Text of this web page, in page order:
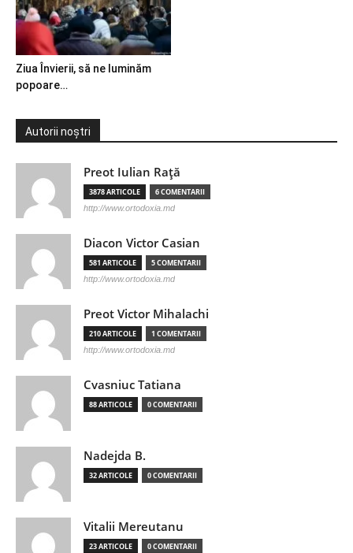
Ziua Învierii, să ne luminăm
popoare…
Autorii noștri
Preot Iulian Raţă
3878 ARTICOLE 6 COMENTARII
http://www.ortodoxia.md
Diacon Victor Casian
581 ARTICOLE 5 COMENTARII
http://www.ortodoxia.md
Preot Victor Mihalachi
210 ARTICOLE 1 COMENTARII
http://www.ortodoxia.md
Cvasniuc Tatiana
88 ARTICOLE 0 COMENTARII
Nadejda B.
32 ARTICOLE 0 COMENTARII
Vitalii Mereutanu
23 ARTICOLE 0 COMENTARII